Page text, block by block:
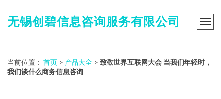
无锡创碧信息咨询服务有限公司
当前位置： 首页 > 产品大全 > 致敬世界互联网大会 当我们年轻时，
我们谈什么商务信息咨询